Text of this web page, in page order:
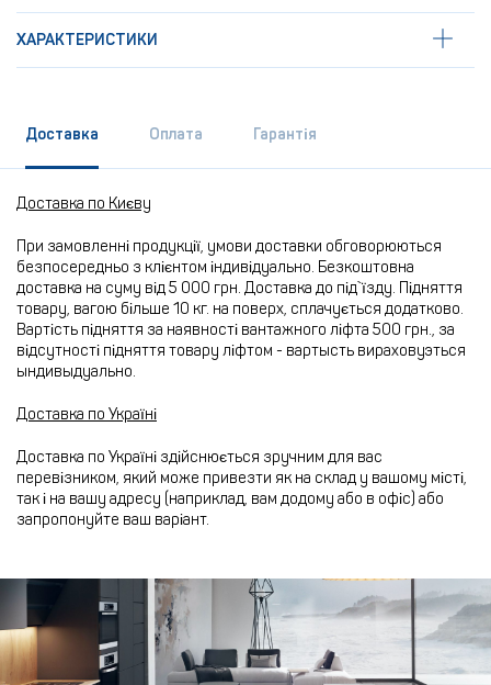
ХАРАКТЕРИСТИКИ
Доставка Оплата Гарантія
Доставка по Києву
При замовленні продукції, умови доставки обговорюються
безпосередньо з клієнтом індивідуально. Безкоштовна
доставка на суму від 5 000 грн. Доставка до під`їзду. Підняття
товару, вагою більше 10 кг. на поверх, сплачується додатково.
Вартість підняття за наявності вантажного ліфта 500 грн., за
відсутності підняття товару ліфтом - вартысть вираховуэться
ындивыдуально.
Доставка по Україні
Доставка по Україні здійснюється зручним для вас
перевізником, який може привезти як на склад у вашому місті,
так і на вашу адресу (наприклад, вам додому або в офіс) або
запропонуйте ваш варіант.